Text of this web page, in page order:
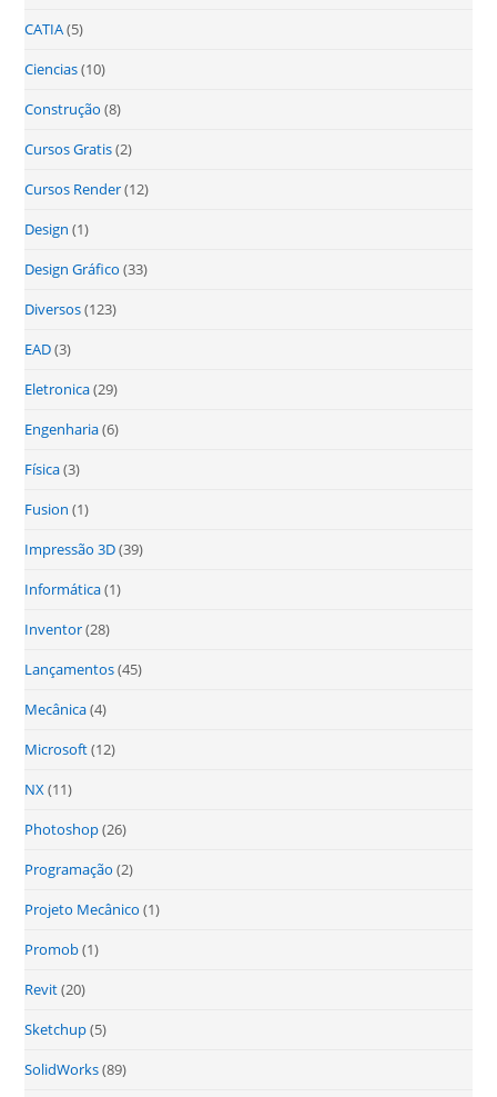
CATIA(5)
Ciencias(10)
Construção (8)
Cursos Gratis(2)
Cursos Render(12)
Design (1)
Design Gráfico (33)
Diversos(123)
EAD(3)
Eletronica(29)
Engenharia(6)
Física(3)
Fusion (1)
Impressão 3D(39)
Informática(1)
Inventor(28)
Lançamentos(45)
Mecânica(4)
Microsoft(12)
NX (11)
Photoshop(26)
Programação (2)
Projeto Mecânico (1)
Promob(1)
Revit(20)
Sketchup(5)
SolidWorks(89)